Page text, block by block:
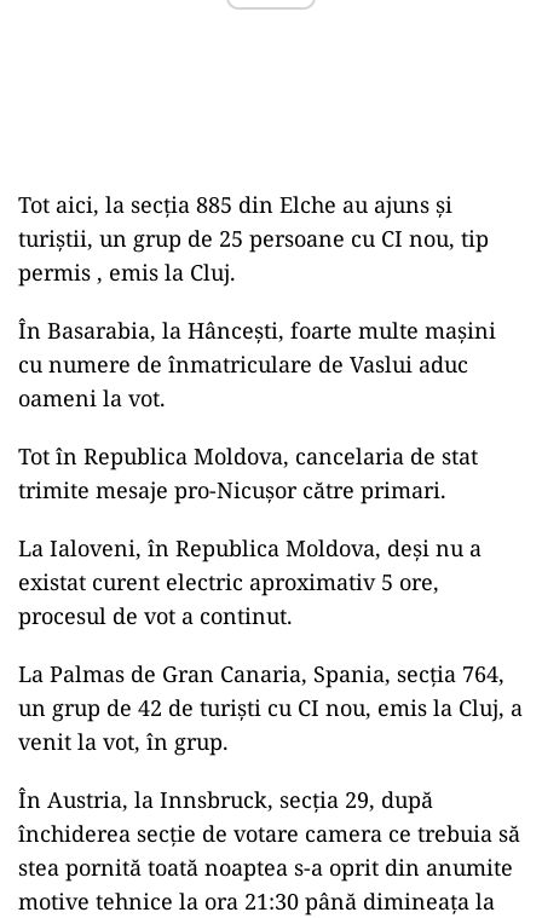
Tot aici, la secția 885 din Elche au ajuns și
turiștii, un grup de 25 persoane cu CI nou, tip
permis , emis la Cluj.
În Basarabia, la Hâncești, foarte multe mașini
cu numere de înmatriculare de Vaslui aduc
oameni la vot.
Tot în Republica Moldova, cancelaria de stat
trimite mesaje pro-Nicușor către primari.
La Ialoveni, în Republica Moldova, deși nu a
existat curent electric aproximativ 5 ore,
procesul de vot a continut.
La Palmas de Gran Canaria, Spania, secția 764,
un grup de 42 de turiști cu CI nou, emis la Cluj, a
venit la vot, în grup.
În Austria, la Innsbruck, secția 29, după
închiderea secție de votare camera ce trebuia să
stea pornită toată noaptea s-a oprit din anumite
motive tehnice la ora 21:30 până dimineața la